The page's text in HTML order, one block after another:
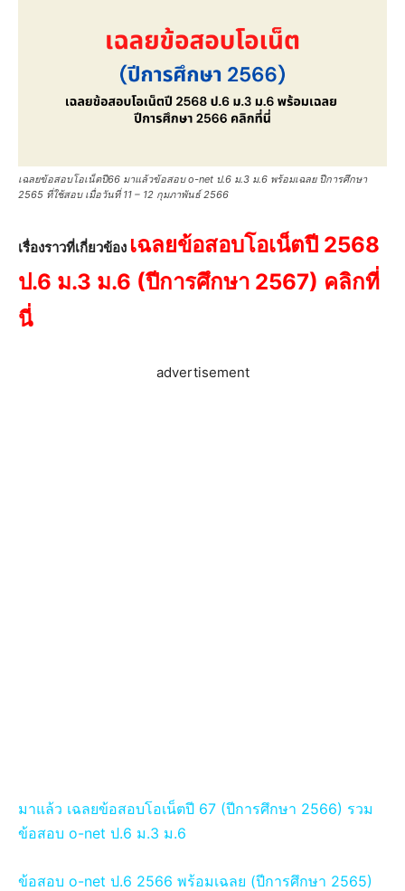
เฉลยข้อสอบโอเน็ตปี66 มาแล้วข้อสอบ o-net ป.6 ม.3 ม.6 พร้อมเฉลย ปีการศึกษา
2565 ที่ใช้สอบ เมื่อวันที่ 11 – 12 กุมภาพันธ์ 2566
เรื่องราวที่เกี่ยวข้อง เฉลยข้อสอบโอเน็ตปี 2568
ป.6 ม.3 ม.6 (ปีการศึกษา 2567) คลิกที่
นี่
advertisement
มาแล้ว เฉลยข้อสอบโอเน็ตปี 67 (ปีการศึกษา 2566) รวม
ข้อสอบ o-net ป.6 ม.3 ม.6
ข้อสอบ o-net ป.6 2566 พร้อมเฉลย (ปีการศึกษา 2565)